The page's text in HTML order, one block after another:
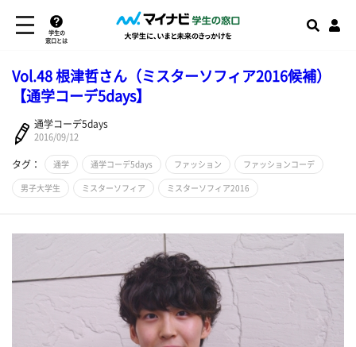
学生の
窓口とは
Vol.48 根津哲さん（ミスターソフィア2016候補）
【通学コーデ5days】
通学コーデ5days
2016/09/12
タグ： 通学 通学コーデ5days ファッション ファッションコーデ
男子大学生 ミスターソフィア ミスターソフィア2016